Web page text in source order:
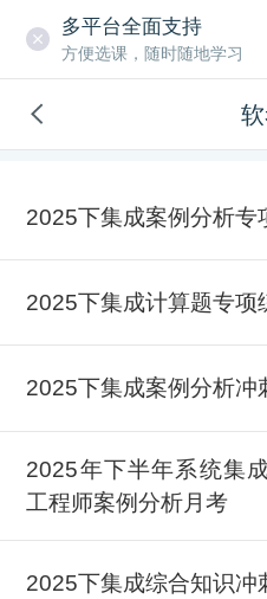
多平台全面支持
方便选课，随时随地学习
2025下集成案例分析专
2025下集成计算题专项
2025下集成案例分析冲
2025年下半年系统集
工程师案例分析月考
2025下集成综合知识冲